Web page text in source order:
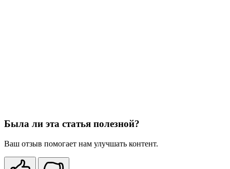
Была ли эта статья полезной?
Ваш отзыв помогает нам улучшать контент.